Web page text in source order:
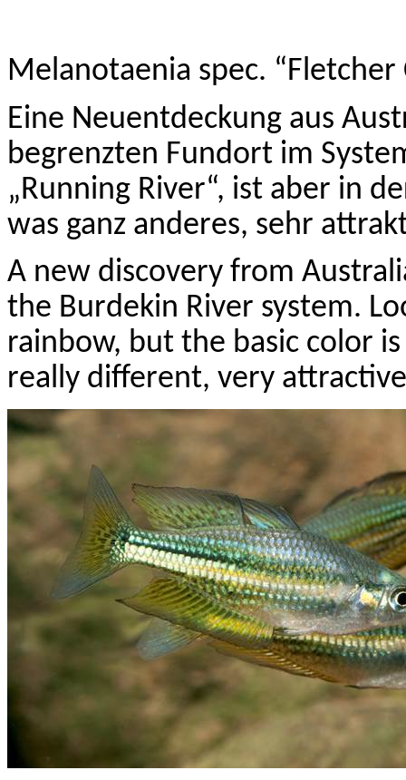
Melanotaenia spec. “Fletcher
Eine Neuentdeckung aus
begrenzten Fundort im
„Running River“, ist aber in
was ganz anderes, sehr
A new discovery from
the Burdekin River system.
rainbow, but the basic color
really different, very